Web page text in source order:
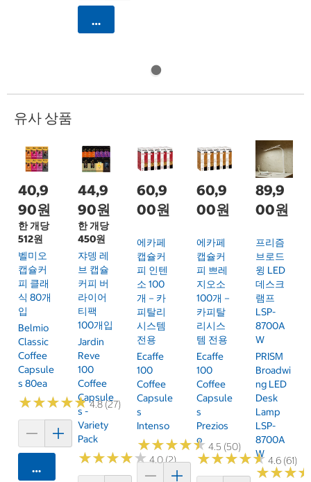
카트에 담기
유사 상품
40,9
90원
한 개당
512원
벨미오
캡슐커
피 클래
식 80개
입
Belmio
Classic
Coffee
Capsule
S 80ea
★★★★★
★★★★★4.8 (27)
카트에 담기
44,9
90원
한 개당
450원
쟈뎅 레
브 캡슐
커피 버
라이어
티팩
100개입
Jardin
Reve
100
Coffee
Capsule
S -
Variety
Pack
★★★★★
★★★★★4.0 (2)
60,9
00원
에카페
캡슐커
피 인텐
소 100
개－카
피탈리
시스템
전용
Ecaffe
100
Coffee
Capsule
S
Intenso
★★★★★
★★★★★ 4.5 (50)
60,9
00원
에카페
캡슐커
피 쁘레
지오소
100개－
카피탈
리시스
템 전용
Ecaffe
100
Coffee
Capsule
S
Prezios
O
★★★★★
★★★★★ 4.6 (61)
89,9
00원
프리즘
브로드
윙 LED
데스크
램프
LSP-
8700A
W
PRISM
Broadwi
Ng LED
Desk
Lamp
LSP-
8700A
W
★★★
★★★